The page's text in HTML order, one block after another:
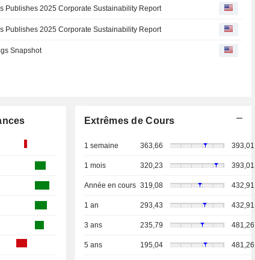
Publishes 2025 Corporate Sustainability Report
Publishes 2025 Corporate Sustainability Report
Snapshot
Extrêmes de Cours
1 semaine 363,66 393,01
1 mois 320,23 393,01
Année en cours 319,08 432,91
1 an 293,43 432,91
3 ans 235,79 481,26
5 ans 195,04 481,26